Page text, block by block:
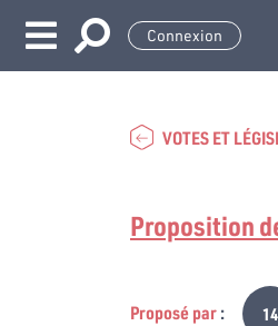
Connexion
VOTES ET
Proposition
Proposé par: 14